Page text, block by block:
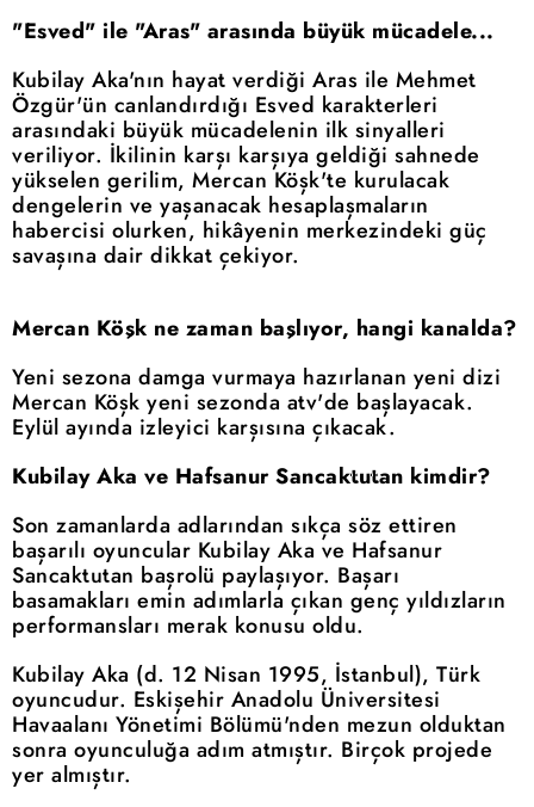
"Esved" ile "Aras" arasında büyük mücadele...
Kubilay Aka'nın hayat verdiği Aras ile Mehmet
Özgür'ün canlandırdığı Esved karakterleri
arasındaki büyük mücadelenin ilk sinyalleri
veriliyor. İkilinin karşı karşıya geldiği sahnede
yükselen gerilim, Mercan Köşk'te kurulacak
dengelerin ve yaşanacak hesaplaşmaların
habercisi olurken, hikâyenin merkezindeki güç
savaşına dair dikkat çekiyor.
Mercan Köşk ne zaman başlıyor, hangi kanalda?
Yeni sezona damga vurmaya hazırlanan yeni dizi
Mercan Köşk yeni sezonda atv'de başlayacak.
Eylül ayında izleyici karşısına çıkacak.
Kubilay Aka ve Hafsanur Sancaktutan kimdir?
Son zamanlarda adlarından sıkça söz ettiren
başarılı oyuncular Kubilay Aka ve Hafsanur
Sancaktutan başrolü paylaşıyor. Başarı
basamakları emin adımlarla çıkan genç yıldızların
performansları merak konusu oldu.
Kubilay Aka (d. 12 Nisan 1995, İstanbul), Türk
oyuncudur. Eskişehir Anadolu Üniversitesi
Havaalanı Yönetimi Bölümü'nden mezun olduktan
sonra oyunculuğa adım atmıştır. Birçok projede
yer almıştır.